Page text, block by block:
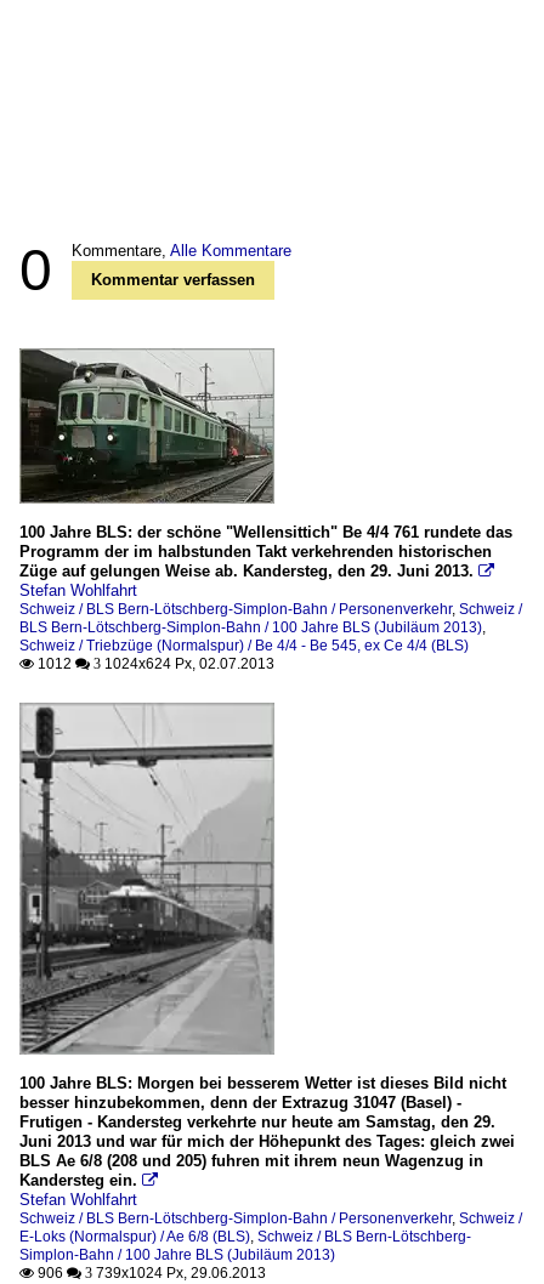
0 Kommentare, Alle Kommentare
Kommentar verfassen
100 Jahre BLS: der schöne "Wellensittich" Be 4/4 761 rundete das
Programm der im halbstunden Takt verkehrenden historischen
Züge auf gelungen Weise ab. Kandersteg, den 29. Juni 2013. 
Stefan Wohlfahrt
Schweiz / BLS Bern-Lötschberg-Simplon-Bahn / Personenverkehr, Schweiz /
BLS Bern-Lötschberg-Simplon-Bahn / 100 Jahre BLS (Jubiläum 2013),
Schweiz / Triebzüge (Normalspur) / Be 4/4 - Be 545, ex Ce 4/4 (BLS)
 1012  3 1024x624 Px, 02.07.2013
100 Jahre BLS: Morgen bei besserem Wetter ist dieses Bild nicht
besser hinzubekommen, denn der Extrazug 31047 (Basel) -
Frutigen - Kandersteg verkehrte nur heute am Samstag, den 29.
Juni 2013 und war für mich der Höhepunkt des Tages: gleich zwei
BLS Ae 6/8 (208 und 205) fuhren mit ihrem neun Wagenzug in
Kandersteg ein. 
Stefan Wohlfahrt
Schweiz / BLS Bern-Lötschberg-Simplon-Bahn / Personenverkehr, Schweiz /
E-Loks (Normalspur) / Ae 6/8 (BLS), Schweiz / BLS Bern-Lötschberg-
Simplon-Bahn / 100 Jahre BLS (Jubiläum 2013)
 906  3 739x1024 Px, 29.06.2013